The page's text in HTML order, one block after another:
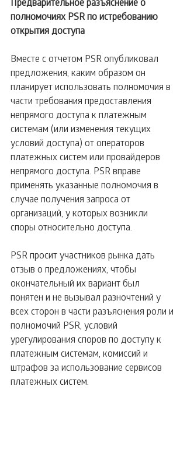
полномочиях PSR по истребованию
открытия доступа
Вместе с отчетом PSR опубликовал
предложения, каким образом он
планирует использовать полномочия в
части требования предоставления
непрямого доступа к платежным
системам (или изменения текущих
условий доступа) от операторов
платежных систем или провайдеров
непрямого доступа. PSR вправе
применять указанные полномочия в
случае получения запроса от
организаций, у которых возникли
споры относительно доступа.
PSR просит участников рынка дать
отзыв о предложениях, чтобы
окончательный их вариант был
понятен и не вызывал разночтений у
всех сторон в части разъяснения роли и
полномочий PSR, условий
урегулирования споров по доступу к
платежным системам, комиссий и
штрафов за использование сервисов
платежных систем.